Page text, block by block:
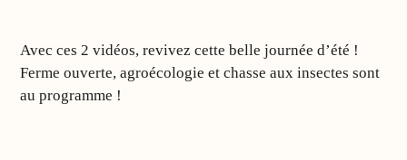
Avec ces 2 vidéos, revivez cette belle journée d’été !
Ferme ouverte, agroécologie et chasse aux insectes sont
au programme !